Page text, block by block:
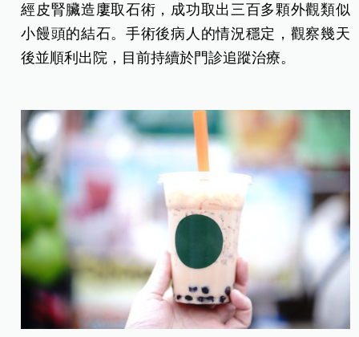
經皮腎臟造廔取石術，成功取出三百多顆外觀類似
小饅頭的結石。手術後病人的情況穩定，觀察幾天
後並順利出院，目前持續於門診追蹤治療。